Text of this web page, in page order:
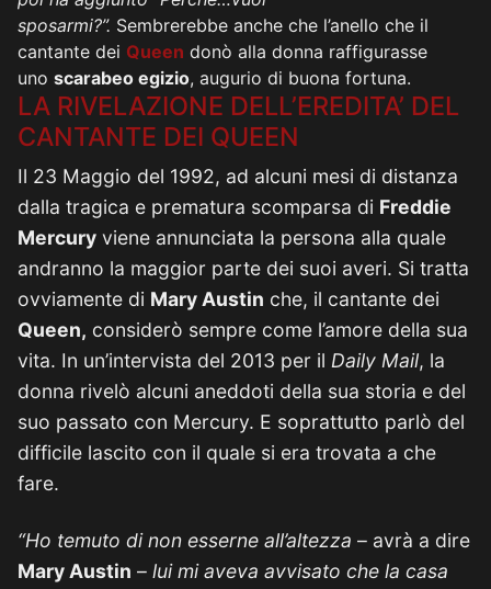
sposarmi?”. Sembrerebbe anche che l’anello che il
cantante dei Queen donò alla donna raffigurasse
uno scarabeo egizio, augurio di buona fortuna.
LA RIVELAZIONE DELL’EREDITA’ DEL
CANTANTE DEI QUEEN
Il 23 Maggio del 1992, ad alcuni mesi di distanza
dalla tragica e prematura scomparsa di Freddie
Mercury viene annunciata la persona alla quale
andranno la maggior parte dei suoi averi. Si tratta
ovviamente di Mary Austin che, il cantante dei
Queen, considerò sempre come l’amore della sua
vita. In un’intervista del 2013 per il Daily Mail, la
donna rivelò alcuni aneddoti della sua storia e del
suo passato con Mercury. E soprattutto parlò del
difficile lascito con il quale si era trovata a che
fare.
“Ho temuto di non esserne all’altezza – avrà a dire
Mary Austin – lui mi aveva avvisato che la casa